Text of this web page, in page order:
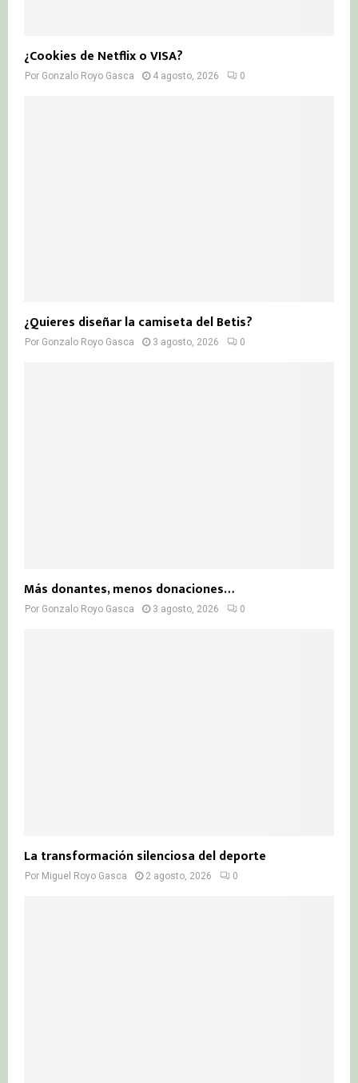
¿Cookies de Netflix o VISA?
Por Gonzalo Royo Gasca 4 agosto, 2026 0
¿Quieres diseñar la camiseta del Betis?
Por Gonzalo Royo Gasca 3 agosto, 2026 0
Más donantes, menos donaciones…
Por Gonzalo Royo Gasca 3 agosto, 2026 0
La transformación silenciosa del deporte
Por Miguel Royo Gasca 2 agosto, 2026 0